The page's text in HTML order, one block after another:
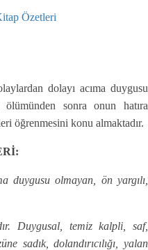
Özetleri
dolayı acıma duygusu
ölümünden sonra onun hatıra
öğrenmesini konu almaktadır.
duygusu olmayan, ön yargılı,
Duygusal, temiz kalpli, saf,
sadık, dolandırıcılığı, yalan